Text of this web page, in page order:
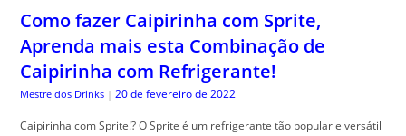
Como fazer Caipirinha com Sprite,
Aprenda mais esta Combinação de
Caipirinha com Refrigerante!
Mestre dos Drinks | 20 de fevereiro de 2022
Caipirinha com Sprite!? O Sprite é um refrigerante tão popular e versátil